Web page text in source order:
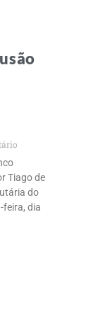
Tiago de
do
feira, dia